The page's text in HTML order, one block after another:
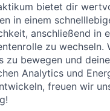
bietet dir
in einem
anschließend in
zu wechseln.
zu bewegen und
Analytics und
freuen wir